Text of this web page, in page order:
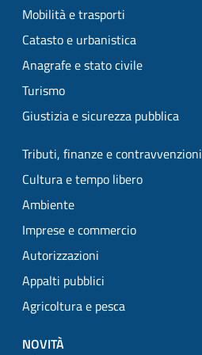
Mobilità e trasporti
Catasto e urbanistica
Anagrafe e stato civile
Turismo
Giustizia e sicurezza pubblica
Tributi, finanze e contravvenzioni
Cultura e tempo libero
Ambiente
Imprese e commercio
Autorizzazioni
Appalti pubblici
Agricoltura e pesca
NOVITÀ